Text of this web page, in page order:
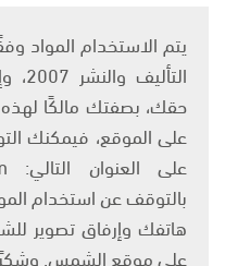
حقك، بصفتك مالكًا
على الموقع، فيمكنك
بالتوقف عن استخدام
هاتفك وإرفاق تصوير
على موقع الشمس.